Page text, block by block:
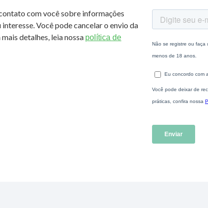
com você sobre informações
Você pode cancelar o envio da
detalhes, leia nossa política de